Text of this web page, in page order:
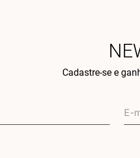
Cadastre-se e